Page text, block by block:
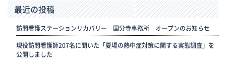
最近の投稿
訪問看護ステーションリカバリー 国分寺事務所 オープンのお知らせ
現役訪問看護師207名に聞いた「夏場の熱中症対策に関する実態調査」を
公開しました